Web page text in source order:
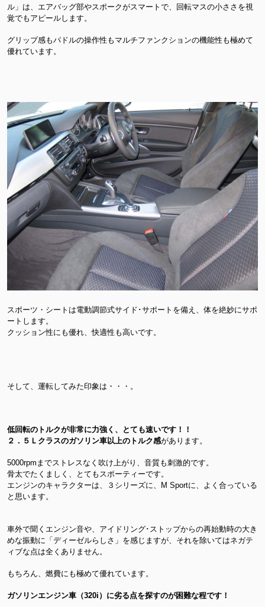
ル」は、エアバッグ部やスポークがスマートで、回転マスの小ささを視
覚でもアピールします。
グリップ感もパドルの操作性もマルチファンクションの機能性も極めて
優れています。
スポーツ・シートは電動調節式サイド･サポートを備え、体を絶妙にサポ
ートします。
クッション性にも優れ、快適性も高いです。
そして、運転してみた印象は・・・。
低回転のトルクが非常に力強く、とても速いです！！
２．５Ｌクラスのガソリン車以上のトルク感があります。
5000rpmまでストレスなく吹け上がり、音質も刺激的です。
骨太でたくましく、とてもスポーティーです。
エンジンのキャラクターは、３シリーズに、M Sportに、よく合っている
と思います。
車外で聞くエンジン音や、アイドリング･ストップからの再始動時の大き
めな振動に「ディーゼルらしさ」を感じますが、それを除いてはネガテ
ィブな点は全くありません。
もちろん、燃費にも極めて優れています。
ガソリンエンジン車（320i）に劣る点を探すのが困難な程です！